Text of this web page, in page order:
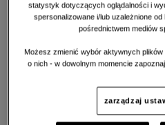
Niestety, wybrany
obecnie żadnych
Wróć na stronę główną
wróć na
statystyk dotyczących oglądalności i
spersonalizowane i/lub uzależnione
pośrednictwem mediów
Możesz zmienić wybór aktywnych
o nich - w dowolnym momencie
zarządzaj